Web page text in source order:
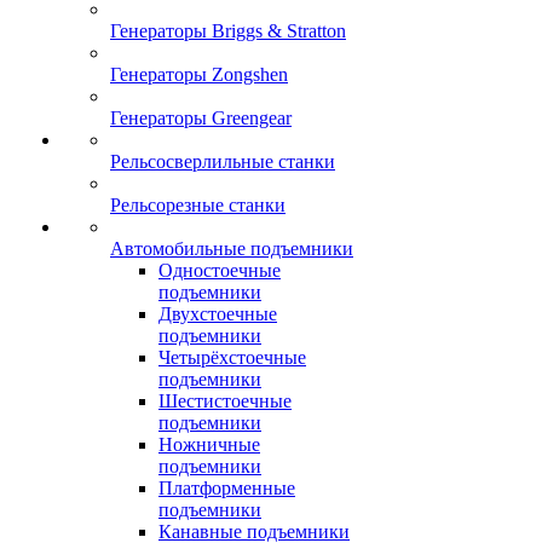
Генераторы Briggs & Stratton
Генераторы Zongshen
Генераторы Greengear
Рельсосверлильные станки
Рельсорезные станки
Автомобильные подъемники
Одностоечные
подъемники
Двухстоечные
подъемники
Четырёхстоечные
подъемники
Шестистоечные
подъемники
Ножничные
подъемники
Платформенные
подъемники
Канавные подъемники